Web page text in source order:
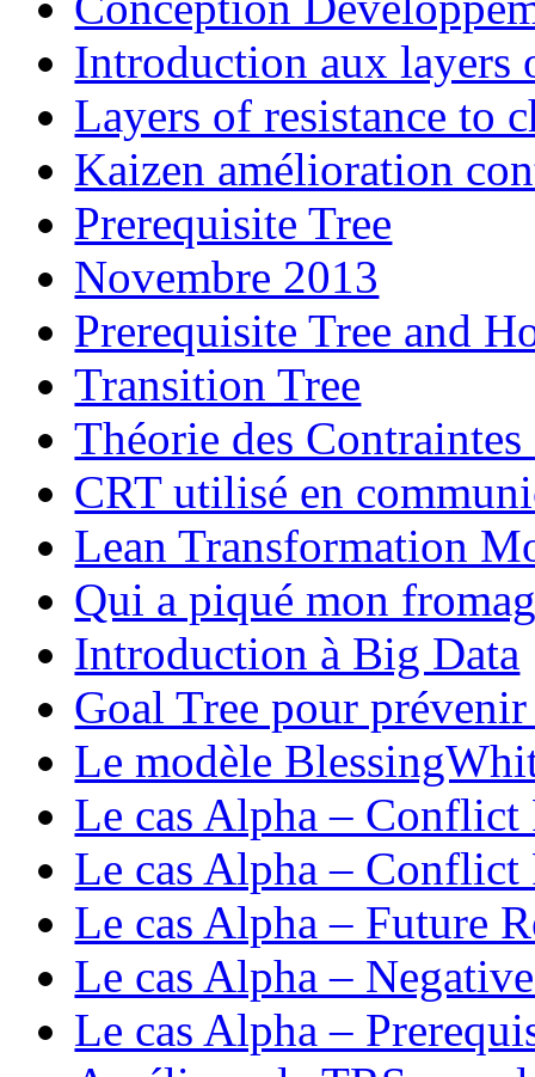
Introduction aux layers
Layers of resistance to
Kaizen amélioration
Prerequisite Tree
Novembre 2013
Prerequisite Tree and
Transition Tree
Théorie des
CRT utilisé en
Lean Transformation
Qui a piqué mon
Introduction à Big Data
Goal Tree pour prévenir
Le modèle
Le cas Alpha –
Le cas Alpha –
Le cas Alpha – Future
Le cas Alpha –
Le cas Alpha –